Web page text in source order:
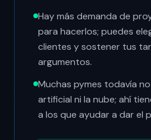
Hay más demanda de
para hacerlos; puedes
clientes y sostener tus
argumentos.
Muchas pymes todavía
artificial ni la nube; ahí
a los que ayudar a dar el